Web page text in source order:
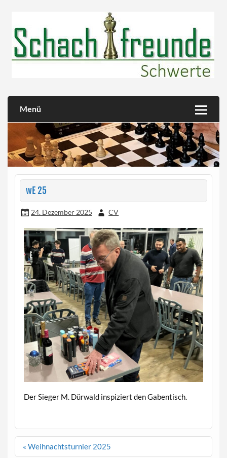
Menü
wE 25
24. Dezember 2025 CV
Der Sieger M. Dürwald inspiziert den Gabentisch.
Beitragsnavigation
« Weihnachtsturnier 2025